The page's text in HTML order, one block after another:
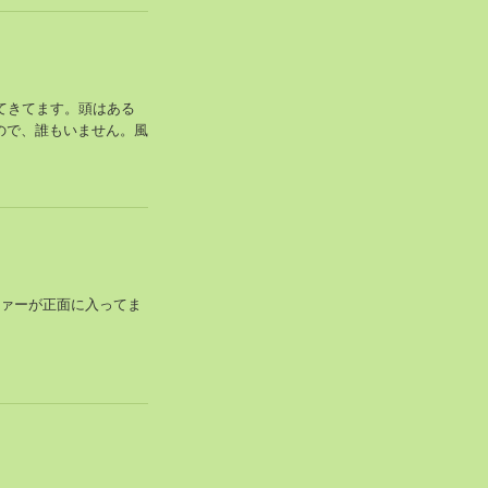
きてます。頭はある
で、誰もいません。風
ーが正面に入ってま